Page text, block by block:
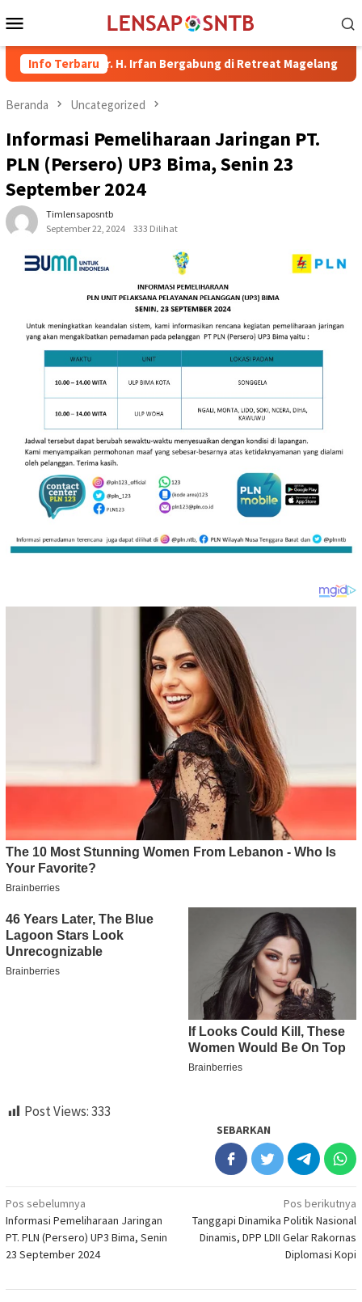
ke
Mobile
Info Terbaru
dr. H. Irfan Bergabung di Retreat Magelang Rutan
Beranda Uncategorized
Informasi Pemeliharaan Jaringan PT.
PLN (Persero) UP3 Bima, Senin 23
September 2024
Timlensaposntb
September 22, 2024
333 Dilihat
Post Views:333
SEBARKAN
Navigasi
pos
Pos sebelumnya
Informasi Pemeliharaan Jaringan
PT. PLN (Persero) UP3 Bima, Senin
23 September 2024
Pos berikutnya
Tanggapi Dinamika Politik Nasional
Dinamis, DPP LDII Gelar Rakornas
Diplomasi Kopi